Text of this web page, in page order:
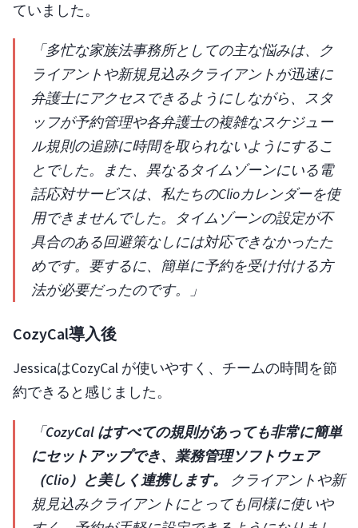
ていました。
「多忙な家族法事務所としての主な悩みは、ク
ライアントや新規見込みクライアントが迅速に
弁護士にアクセスできるようにしながら、スタ
ッフが予約管理や各弁護士の複雑なスケジュー
ル規則の追跡に時間を取られないようにするこ
とでした。また、異なるタイムゾーンにいる電
話応対サービスは、私たちのClioカレンダーを使
用できませんでした。タイムゾーンの設定が不
具合のある回避策なしには対応できなかったた
めです。要するに、簡単に予約を受け付ける方
法が必要だったのです。」
CozyCal導入後
JessicaはCozyCal が使いやすく、チームの時間を節
約できると感じました。
「CozyCal はすべての規則があっても非常に簡単
にセットアップでき、業務管理ソフトウェア
（Clio）と美しく連携します。
クライアントや新
規見込みクライアントにとっても同様に使いや